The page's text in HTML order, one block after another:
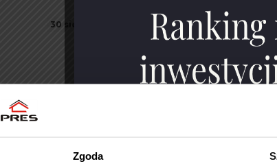
Zgoda
30 sierpnia 2023